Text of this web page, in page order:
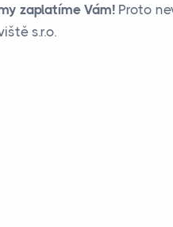
zaplatíme Vám! Proto
s.r.o.